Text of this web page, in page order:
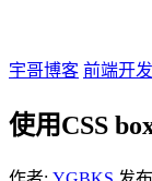
宇哥博客 前端开发
使用CSS